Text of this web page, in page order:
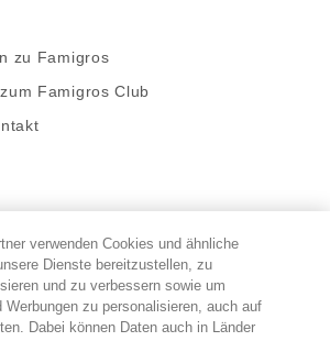
zu Famigros
Famigros Club
migros
www.youtube.com/user/
PinterestInstagram
verwenden Cookies und ähnliche
Dienste bereitzustellen, zu
und zu verbessern sowie um
Werbungen zu personalisieren, auch auf
Dabei können Daten auch in Länder